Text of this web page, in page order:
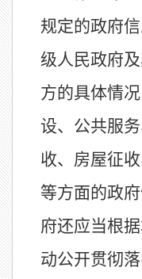
规定的政府
级人民政府
方的具体情
设、公共服
收、房屋征
等方面的政
府还应当根
动公开贯彻